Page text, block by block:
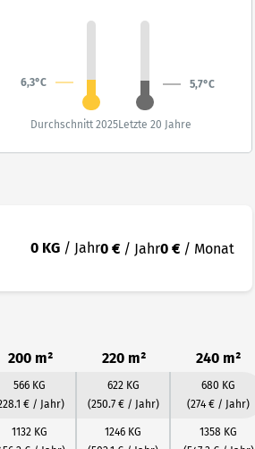
6,3°C 5,7°C
Durchschnitt 2025Letzte 20 Jahre
0 KG / Jahr0 € / Jahr0 € / Monat
200 m² 220 m² 240 m²
566 KG
€ / Jahr)
622 KG
(250.7 € / Jahr)
680 KG
(274 € / Jahr)
1132 KG
1246 KG
1358 KG